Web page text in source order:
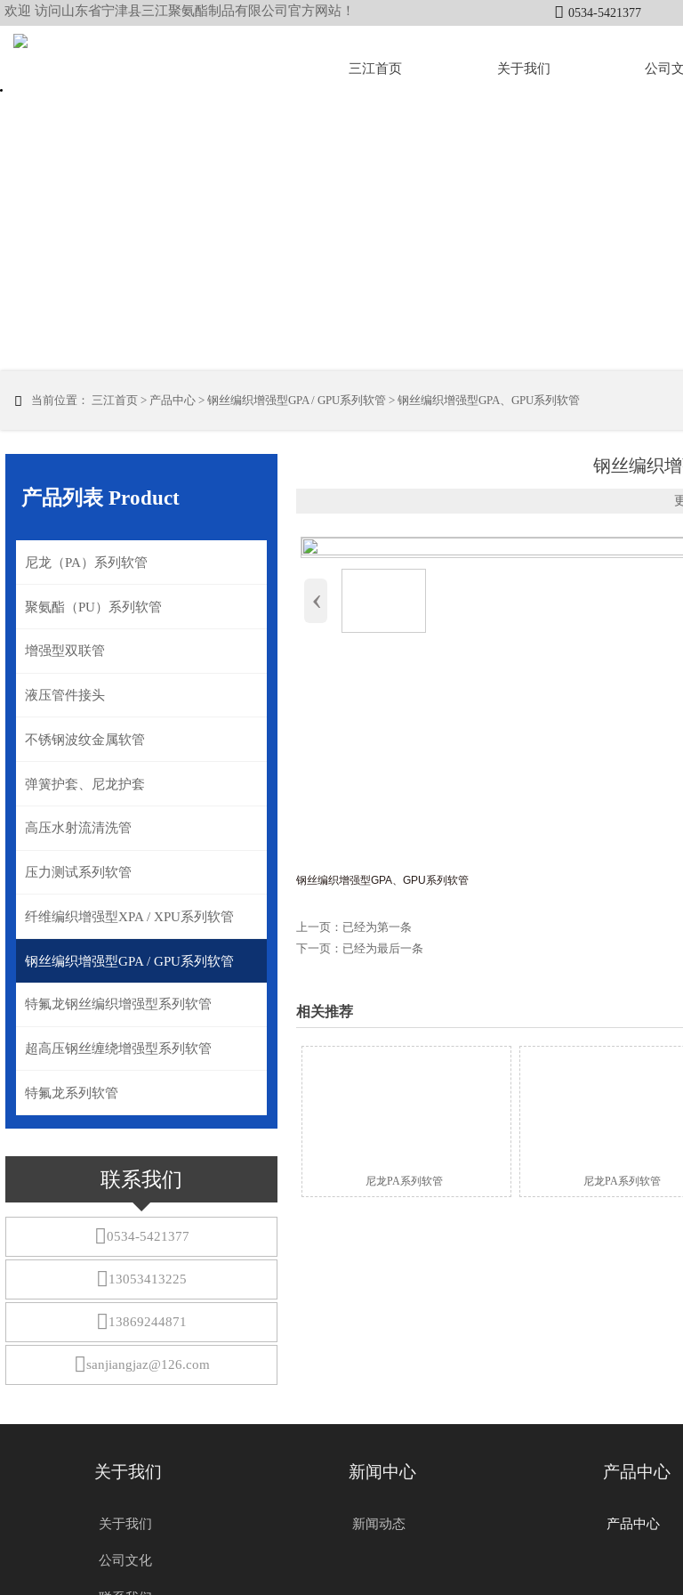
欢迎 访问山东省宁津县三江聚氨酯制品有限公司官方网站！  0534-5421377
三江首页 关于我们 公司
 当前位置： 三江首页> 产品中心> 钢丝编织增强型GPA / GPU系列软管 > 钢丝编织增强型GPA、GPU系列软管
产品列表 Product
尼龙（PA）系列软管
聚氨酯（PU）系列软管
增强型双联管
液压管件接头
不锈钢波纹金属软管
弹簧护套、尼龙护套
高压水射流清洗管
压力测试系列软管
纤维编织增强型XPA / XPU系列软管
钢丝编织增强型GPA / GPU系列软管
特氟龙钢丝编织增强型系列软管
超高压钢丝缠绕增强型系列软管
特氟龙系列软管
联系我们
0534-5421377
13053413225
13869244871
sanjiangjaz@126.com
钢丝编织
‹
钢丝编织增强型GPA、GPU系列软管
上一页：已经为第一条
下一页：已经为最后一条
相关推荐
尼龙PA系列软管 尼龙PA系列软管
关于我们
关于我们
公司文化
新闻中心
新闻动态
产品中心
产品中心